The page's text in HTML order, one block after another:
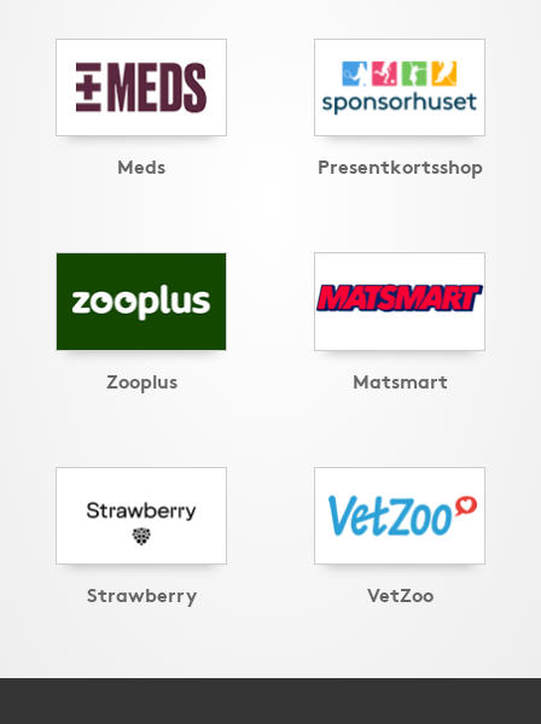
Meds Presentkortsshop
Zooplus Matsmart
Strawberry VetZoo